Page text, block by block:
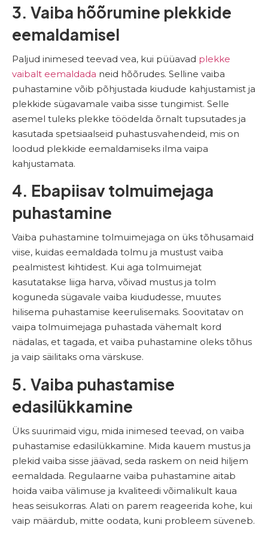
3. Vaiba hõõrumine plekkide
eemaldamisel
Paljud inimesed teevad vea, kui püüavad plekke
vaibalt eemaldada neid hõõrudes. Selline vaiba
puhastamine võib põhjustada kiudude kahjustamist ja
plekkide sügavamale vaiba sisse tungimist. Selle
asemel tuleks plekke töödelda õrnalt tupsutades ja
kasutada spetsiaalseid puhastusvahendeid, mis on
loodud plekkide eemaldamiseks ilma vaipa
kahjustamata.
4. Ebapiisav tolmuimejaga
puhastamine
Vaiba puhastamine tolmuimejaga on üks tõhusamaid
viise, kuidas eemaldada tolmu ja mustust vaiba
pealmistest kihtidest. Kui aga tolmuimejat
kasutatakse liiga harva, võivad mustus ja tolm
koguneda sügavale vaiba kiududesse, muutes
hilisema puhastamise keerulisemaks. Soovitatav on
vaipa tolmuimejaga puhastada vähemalt kord
nädalas, et tagada, et vaiba puhastamine oleks tõhus
ja vaip säilitaks oma värskuse.
5. Vaiba puhastamise
edasilükkamine
Üks suurimaid vigu, mida inimesed teevad, on vaiba
puhastamise edasilükkamine. Mida kauem mustus ja
plekid vaiba sisse jäävad, seda raskem on neid hiljem
eemaldada. Regulaarne vaiba puhastamine aitab
hoida vaiba välimuse ja kvaliteedi võimalikult kaua
heas seisukorras. Alati on parem reageerida kohe, kui
vaip määrdub, mitte oodata, kuni probleem süveneb.